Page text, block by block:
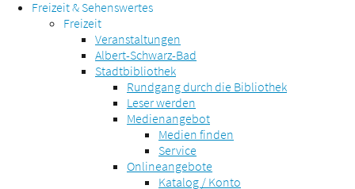
Freizeit & Sehenswertes
Freizeit
Veranstaltungen
Albert-Schwarz-Bad
Stadtbibliothek
Rundgang durch die Bibliothek
Leser werden
Medienangebot
Medien finden
Service
Onlineangebote
Katalog / Konto